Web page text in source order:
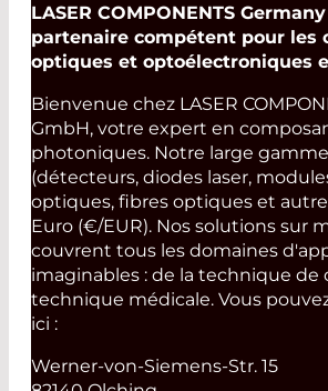
LASER COMPONENTS
partenaire compétent pour les
optiques et optoélectroniques
Bienvenue chez LASER
GmbH, votre expert en
photoniques. Notre large
(détecteurs, diodes laser,
optiques, fibres optiques et
Euro (€/EUR). Nos solutions sur
couvrent tous les domaines
imaginables : de la technique de
technique médicale. Vous
ici :
Werner-von-Siemens-Str. 15